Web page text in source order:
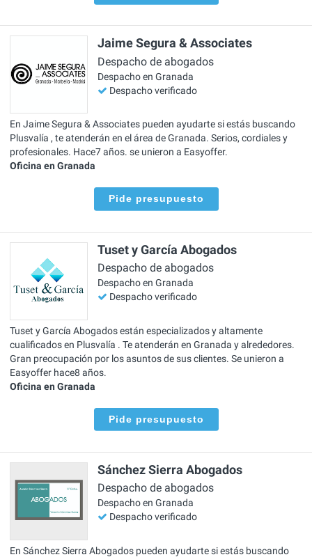
Jaime Segura & Associates
Despacho de abogados
Despacho en Granada
Despacho verificado
En Jaime Segura & Associates pueden ayudarte si estás buscando
Plusvalía , te atenderán en el área de Granada. Serios, cordiales y
profesionales. Hace7 años. se unieron a Easyoffer.
Oficina en Granada
Pide presupuesto
Tuset y García Abogados
Despacho de abogados
Despacho en Granada
Despacho verificado
Tuset y García Abogados están especializados y altamente
cualificados en Plusvalía . Te atenderán en Granada y alrededores.
Gran preocupación por los asuntos de sus clientes. Se unieron a
Easyoffer hace8 años.
Oficina en Granada
Pide presupuesto
Sánchez Sierra Abogados
Despacho de abogados
Despacho en Granada
Despacho verificado
En Sánchez Sierra Abogados pueden ayudarte si estás buscando